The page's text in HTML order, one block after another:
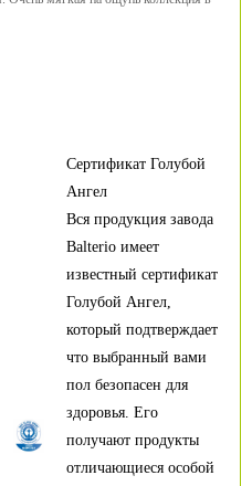
Сертификат Голубой
Ангел
Вся продукция завода
Balterio имеет
известный сертификат
Голубой Ангел,
который подтверждает
что выбранный вами
пол безопасен для
здоровья. Его
получают продукты
отличающиеся особой